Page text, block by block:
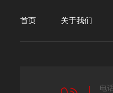
首页 关于我们
电